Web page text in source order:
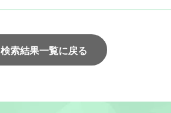
検索結果一覧に戻る